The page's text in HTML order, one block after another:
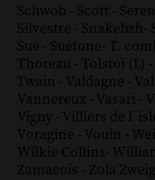
Schwob - Scott -
Silvestre - Snakebzh-
Sue - Suétone- T.
Thoreau - Tolstoï (L) -
Twain - Valdagne -
Vannereux - Vasari -
Vigny - Villiers de
Voragine - Vouin -
Wilkie Collins-
Zamacoïs - Zola Zweig